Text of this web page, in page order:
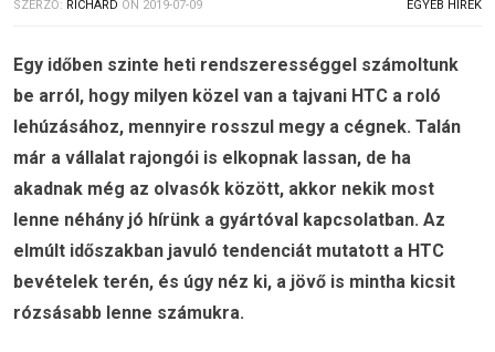
SZERZŐ: RICHÁRD ON 2019-07-09 EGYÉB HÍREK
Egy időben szinte heti rendszerességgel számoltunk
be arról, hogy milyen közel van a tajvani HTC a roló
lehúzásához, mennyire rosszul megy a cégnek. Talán
már a vállalat rajongói is elkopnak lassan, de ha
akadnak még az olvasók között, akkor nekik most
lenne néhány jó hírünk a gyártóval kapcsolatban. Az
elmúlt időszakban javuló tendenciát mutatott a HTC
bevételek terén, és úgy néz ki, a jövő is mintha kicsit
rózsásabb lenne számukra.